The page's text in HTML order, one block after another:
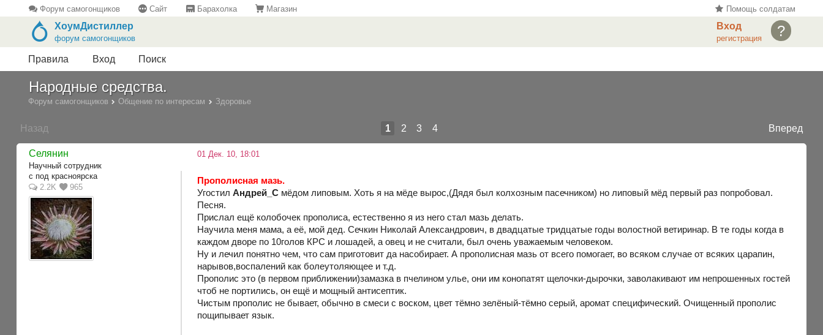
Форум самогонщиков Сайт Барахолка Магазин Помощь солдатам
?
Вход
регистрация
ХоумДистиллер
форум самогонщиков
Правила Вход Поиск
Народные средства.
Форум самогонщиков Общение по интересам Здоровье
Назад Вперед
1 2 3 4
Селянин
Научный сотрудник
с под красноярска
2.2K
965
01 Дек. 10, 18:01
Прополисная мазь.
УгостилАндрей_С мёдом липовым. Хоть я на мёде вырос,(Дядя был колхозным пасечником) но липовый мёд первый раз попробовал.
Песня.
Прислал ещё колобочек прополиса, естественно я из него стал мазь делать.
Научила меня мама, а её, мой дед. Сечкин Николай Александрович, в двадцатые тридцатые годы волостной ветиринар. В те годы когда в
каждом дворе по 10голов КРС и лошадей, а овец и не считали, был очень уважаемым человеком.
Ну и лечил понятно чем, что сам приготовит да насобирает. А прополисная мазь от всего помогает, во всяком случае от всяких царапин,
нарывов,воспалений как болеутоляющее и т.д.
Прополис это (в первом приближении)замазка в пчелином улье, они им конопатят щелочки-дырочки, заволакивают им непрошенных гостей
чтоб не портились, он ещё и мощный антисептик.
Чистым прополис не бывает, обычно в смеси с воском, цвет тёмно зелёный-тёмно серый, аромат специфический. Очищенный прополис
пощипывает язык.